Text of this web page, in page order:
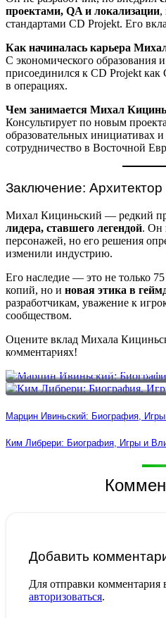
проектами, QA и локализации,
стандартами CD Projekt. Его
Как начиналась карьера
С экономического образования
присоединился к CD Projekt как
в операциях.
Чем занимается Михал
Консультирует по новым
образовательных инициативах и
сотрудничество в Восточной
Заключение:
Михал Кициньский — редкий
лидера, ставшего легендой. Он
персонажей, но его решения
изменили индустрию.
Его наследие — это не только
копий, но и новая этика в
разработчикам, уважение к
сообществом.
Оцените вклад Михала
комментариях!
Марцин Ивиньский: Биография,
Ким Либрери: Биография, Игры и
Марцин Ивиньский: Биография,
Ким Либрери: Биография, Игры и
Добавить
Для отправки комментария
авторизоваться.